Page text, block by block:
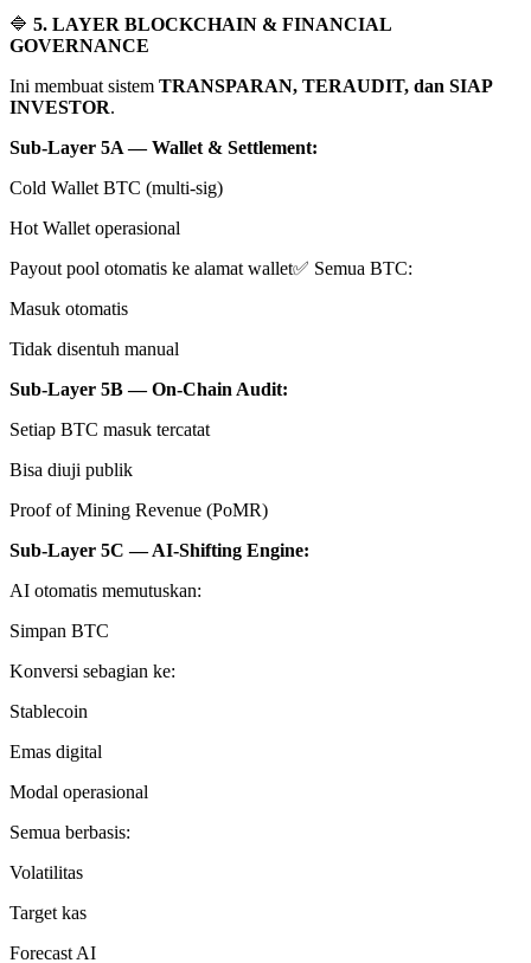
🔷 5. LAYER BLOCKCHAIN & FINANCIAL
GOVERNANCE
Ini membuat sistem TRANSPARAN, TERAUDIT, dan SIAP
INVESTOR.
Sub-Layer 5A — Wallet & Settlement:
Cold Wallet BTC (multi-sig)
Hot Wallet operasional
Payout pool otomatis ke alamat wallet✅ Semua BTC:
Masuk otomatis
Tidak disentuh manual
Sub-Layer 5B — On-Chain Audit:
Setiap BTC masuk tercatat
Bisa diuji publik
Proof of Mining Revenue (PoMR)
Sub-Layer 5C — AI-Shifting Engine:
AI otomatis memutuskan:
Simpan BTC
Konversi sebagian ke:
Stablecoin
Emas digital
Modal operasional
Semua berbasis:
Volatilitas
Target kas
Forecast AI